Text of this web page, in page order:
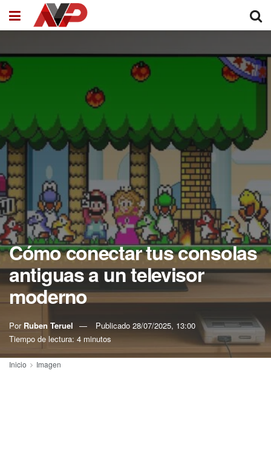
Cómo conectar tus consolas
antiguas a un televisor
moderno
Por Ruben Teruel Publicado 28/07/2025, 13:00
Tiempo de lectura: 4 minutos
Inicio Imagen